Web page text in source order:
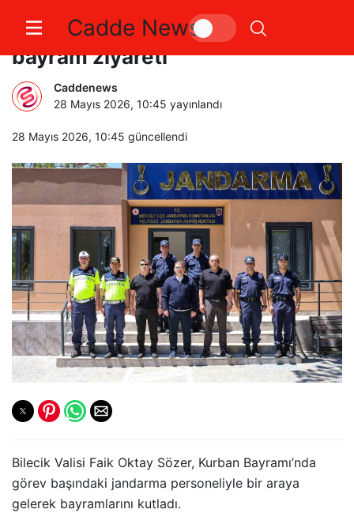
Cadde News
Vali Sözer’den jandarmaya
bayram ziyareti
Caddenews
28 Mayıs 2026, 10:45 yayınlandı
28 Mayıs 2026, 10:45 güncellendi
Bilecik Valisi Faik Oktay Sözer, Kurban Bayramı’nda
görev başındaki jandarma personeliyle bir araya
gelerek bayramlarını kutladı.